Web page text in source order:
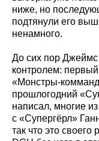
ниже, но
подтянули его
ненамного.
До сих пор
контролем:
«Монстры-
прошлогодний
написал, многие
с «Супергёрл»
так что это своего